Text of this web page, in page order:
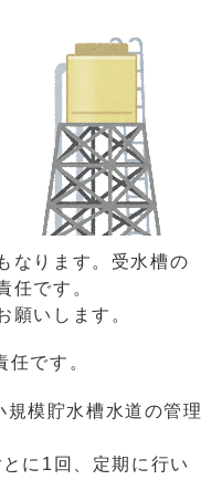
なります。受水槽の
任です。
願いします。
です。
模貯水槽水道の管理
に1回、定期に行い